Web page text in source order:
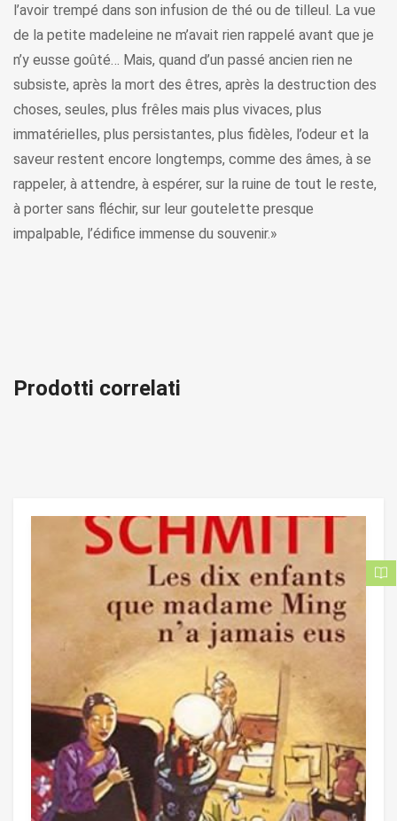
l’avoir trempé dans son infusion de thé ou de tilleul. La vue
de la petite madeleine ne m’avait rien rappelé avant que je
n’y eusse goûté… Mais, quand d’un passé ancien rien ne
subsiste, après la mort des êtres, après la destruction des
choses, seules, plus frêles mais plus vivaces, plus
immatérielles, plus persistantes, plus fidèles, l’odeur et la
saveur restent encore longtemps, comme des âmes, à se
rappeler, à attendre, à espérer, sur la ruine de tout le reste,
à porter sans fléchir, sur leur goutelette presque
impalpable, l’édifice immense du souvenir.»
Prodotti correlati